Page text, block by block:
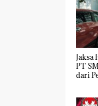
Jaksa
PT
dari